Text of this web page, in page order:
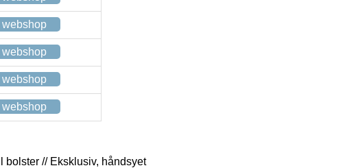
webshop
webshop
webshop
webshop
bolster // Eksklusiv, håndsyet